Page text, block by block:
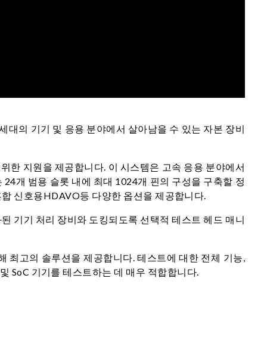
대의 기기 및 응용 분야에서 살아남을 수 있는 자본 장비
한 지원을 제공합니다. 이 시스템은 고속 응용 분야에서
개 범용 슬롯 내에 최대 1024개 핀의 구성을 구축할 정
신호용HDAVO등 다양한 옵션을 제공합니다.
기기 처리 장비와 도킹되도록 선택적 테스트 헤드 매니
최고의 솔루션을 제공합니다. 테스트에 대한 전체 기능,
SoC 기기를 테스트하는 데 매우 적합합니다.